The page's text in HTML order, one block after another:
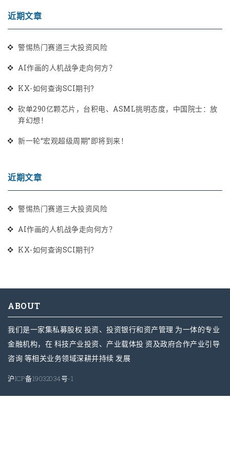
近期文章
警惕热门赛道三大投资风险
AI作画的人机战争走向何方？
KX-如何查询SCI期刊?
砍单290亿颗芯片，台积电、ASML挑明态度，中国院士：放
弃幻想！
新一轮“宏观超级周期”即将到来！
近期文章
警惕热门赛道三大投资风险
AI作画的人机战争走向何方？
KX-如何查询SCI期刊?
ABOUT
我们是⼀家集私募股权 投资、投资银⾏和资产管理 为⼀体的专业
⾦融机构，在 科技产业投资、产业载体投 资及政府合作产业引导
咨询 等相关业务领域深耕并持续 发展
沪ICP备19032034号-1